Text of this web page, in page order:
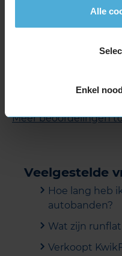
Alle
Enkel
10,0
Meer beoordelingen
Veelgestelde
Hoe lang heb
autobanden?
Wat zijn
Verkoopt